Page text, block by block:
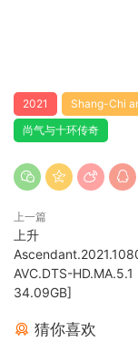
2021
Shang-Chi
尚气与十环传奇
上一篇
上升
AVC.DTS-HD.MA.5.1
34.09GB]
猜你喜欢